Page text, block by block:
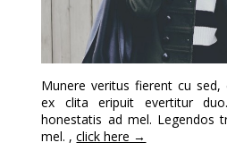
Munere veritus fierent cu
ex clita eripuit evertitur
honestatis ad mel. Legendos
mel. ,click here →